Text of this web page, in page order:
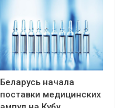
Беларусь начала
поставки медицинских